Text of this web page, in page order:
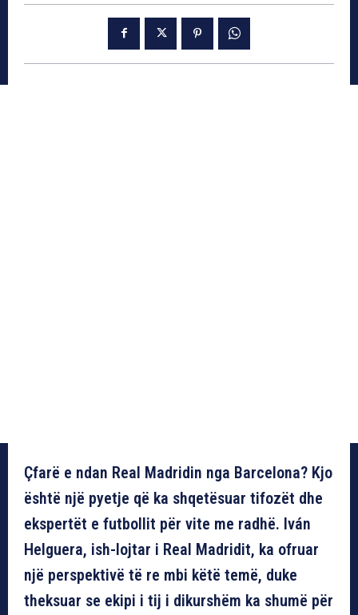
Çfarë e ndan Real Madridin nga Barcelona? Kjo
është një pyetje që ka shqetësuar tifozët dhe
ekspertët e futbollit për vite me radhë. Iván
Helguera, ish-lojtar i Real Madridit, ka ofruar
një perspektivë të re mbi këtë temë, duke
theksuar se ekipi i tij i dikurshëm ka shumë për